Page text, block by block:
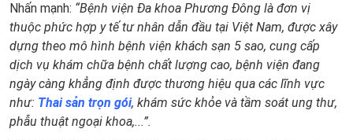
Nhấn mạnh: “Bệnh viện Đa khoa Phương Đông là đơn vị
thuộc phức hợp y tế tư nhân dẫn đầu tại Việt Nam, được xây
dựng theo mô hình bệnh viện khách sạn 5 sao, cung cấp
dịch vụ khám chữa bệnh chất lượng cao, bệnh viện đang
ngày càng khẳng định được thương hiệu qua các lĩnh vực
như: Thai sản trọn gói, khám sức khỏe và tầm soát ung thư,
phẫu thuật ngoại khoa,...”.